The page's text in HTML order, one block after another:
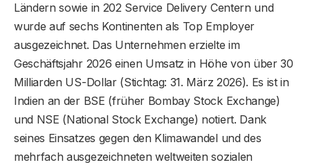
Ländern sowie in 202 Service Delivery Centern und
wurde auf sechs Kontinenten als Top Employer
ausgezeichnet. Das Unternehmen erzielte im
Geschäftsjahr 2026 einen Umsatz in Höhe von über 30
Milliarden US-Dollar (Stichtag: 31. März 2026). Es ist in
Indien an der BSE (früher Bombay Stock Exchange)
und NSE (National Stock Exchange) notiert. Dank
seines Einsatzes gegen den Klimawandel und des
mehrfach ausgezeichneten weltweiten sozialen